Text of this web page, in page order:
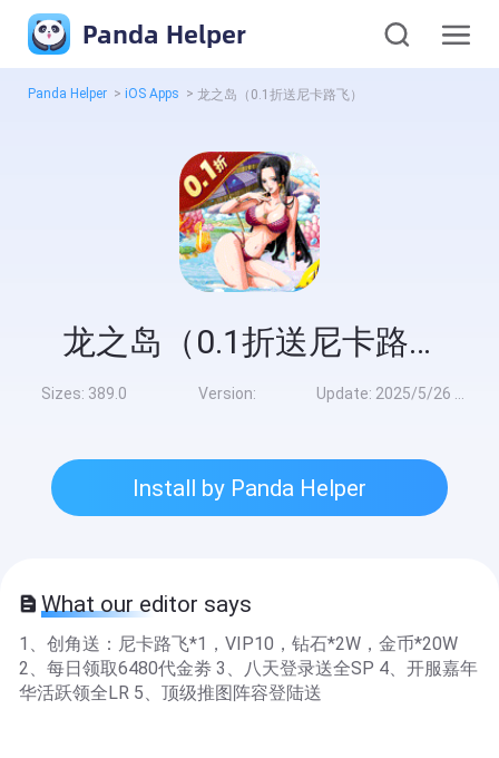
Panda Helper
Panda Helper > iOS Apps > 龙之岛（0.1折送尼卡路飞）
龙之岛（0.1折送尼卡路飞）
Sizes: 389.0 Version: Update: 2025/5/26 9:00:00
Install by Panda Helper
What our editor says
1、创角送：尼卡路飞*1，VIP10，钻石*2W，金币*20W
2、每日领取6480代金劵 3、八天登录送全SP 4、开服嘉年
华活跃领全LR 5、顶级推图阵容登陆送